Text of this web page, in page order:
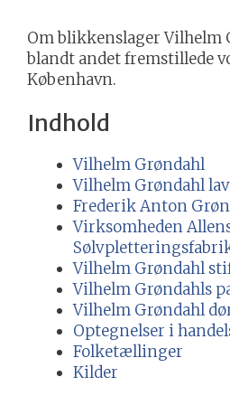
Om blikkenslager Vilhelm
blandt andet fremstillede
København.
Indhold
Vilhelm Grøndahl
Vilhelm Grøndahl
Frederik Anton
Virksomheden
Vilhelm Grøndahl
Vilhelm Grøndahls
Vilhelm Grøndahl
Optegnelser i
Folketællinger
Kilder